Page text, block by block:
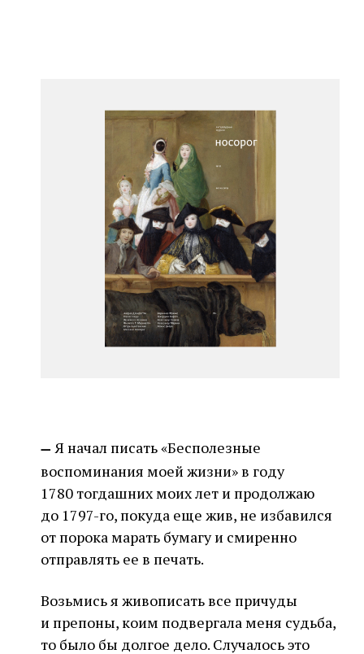
— Я начал писать «Бесполезные
воспоминания моей жизни» в году
1780 тогдашних моих лет и продолжаю
до 1797-го, покуда еще жив, не избавился
от порока марать бумагу и смиренно
отправлять ее в печать.
Возьмись я живописать все причуды
и препоны, коим подвергала меня судьба,
то было бы долгое дело. Случалось это